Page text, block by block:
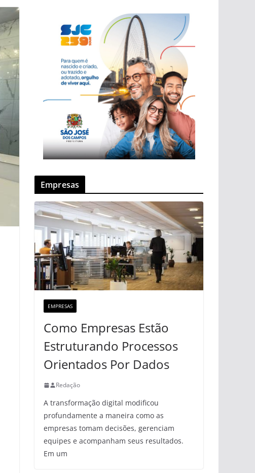
Empresas
EMPRESAS
Como Empresas Estão
Estruturando Processos
Orientados Por Dados
Redação
A transformação digital modificou
profundamente a maneira como as
empresas tomam decisões, gerenciam
equipes e acompanham seus resultados.
Em um